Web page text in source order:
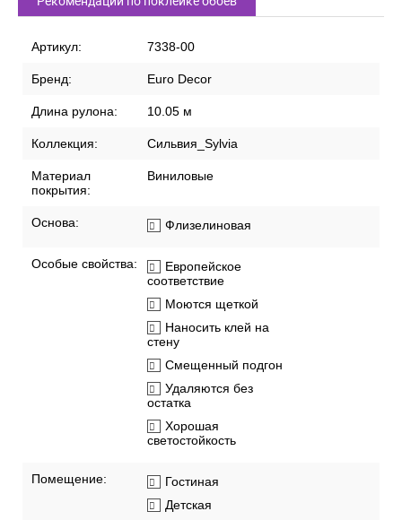
Артикул: 7338-00
Бренд: Euro Decor
Длина рулона: 10.05 м
Коллекция: Сильвия_Sylvia
Материал
покрытия:
Виниловые
Основа: Флизелиновая
Особые свойства:
Европейское
соответствие
Моются щеткой
Наносить клей на
стену
Смещенный подгон
Удаляются без
остатка
Хорошая
светостойкость
Помещение:
Гостиная
Детская